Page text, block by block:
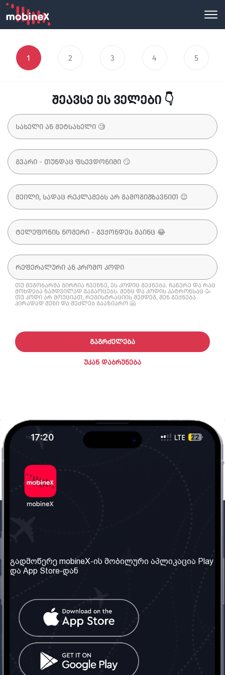
1 2 3 4 5
შეავსე ეს ველები 👇
თუ მეგობარმა გირჩია ჩვენზე, ეს კოდიც გექნება. ჩაწერე და რაც
მოხდება ნამდვილად გაგაოცებს. შენც და კოდის პატრონსაც 🥳
თუ კოდი არ მოუციათ, რეგისტრაციის შემდეგ, შენ გექნება
პირადად შენი და შეძლებ გააზიარო 🤗
ᲣᲙᲐᲜ ᲓᲐᲑᲠᲣᲜᲔᲑᲐ
ᲒᲐᲒᲠᲫᲔᲚᲔᲑᲐ
ჩვენ შესახებ
ჩვენი სერვისები
წესები და პირობები
კითხვები
კონტაქტი
საქართველო: თბილისი
ტელ: 032 2 04 00 50
სოციალური ქსელი
გადმოწერე mobineX-ის მობილური აპლიკაცია Play
და App Store-დან